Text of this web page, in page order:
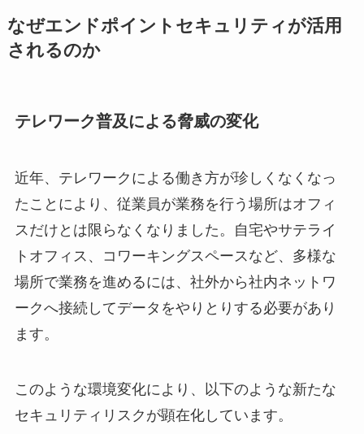
なぜエンドポイントセキュリティが活用
されるのか
テレワーク普及による脅威の変化
近年、テレワークによる働き方が珍しくなくなっ
たことにより、従業員が業務を行う場所はオフィ
スだけとは限らなくなりました。自宅やサテライ
トオフィス、コワーキングスペースなど、多様な
場所で業務を進めるには、社外から社内ネットワ
ークへ接続してデータをやりとりする必要があり
ます。
このような環境変化により、以下のような新たな
セキュリティリスクが顕在化しています。